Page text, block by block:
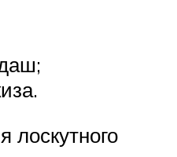
лоскутного